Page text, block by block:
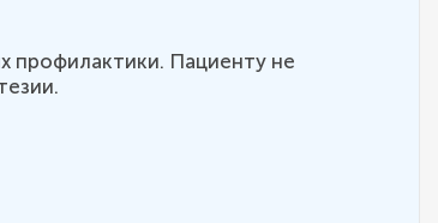
профилактики. Пациенту не